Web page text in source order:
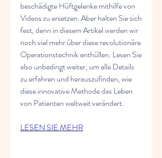
beschädigte Hüftgelenke mithilfe von
Videos zu ersetzen. Aber halten Sie sich
fest, denn in diesem Artikel werden wir
noch viel mehr über diese revolutionäre
Operationstechnik enthüllen. Lesen Sie
also unbedingt weiter, um alle Details
zu erfahren und herauszufinden, wie
diese innovative Methode das Leben
von Patienten weltweit verändert.
LESEN SIE MEHR